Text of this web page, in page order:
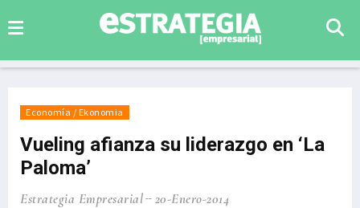
Economía / Ekonomia
Vueling afianza su liderazgo en ‘La
Paloma’
Estrategia Empresarial 20-Enero-2014